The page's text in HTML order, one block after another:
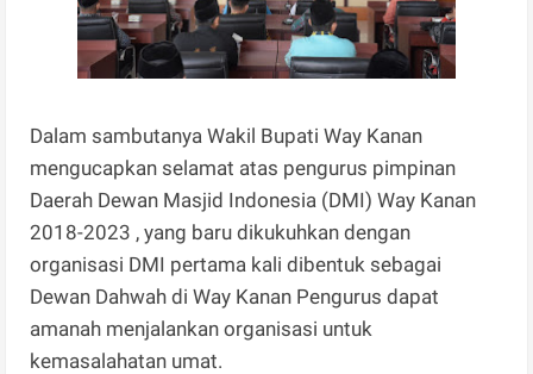
Dalam sambutanya Wakil Bupati Way Kanan
mengucapkan selamat atas pengurus pimpinan
Daerah Dewan Masjid Indonesia (DMI) Way Kanan
2018-2023 , yang baru dikukuhkan dengan
organisasi DMI pertama kali dibentuk sebagai
Dewan Dahwah di Way Kanan Pengurus dapat
amanah menjalankan organisasi untuk
kemasalahatan umat.